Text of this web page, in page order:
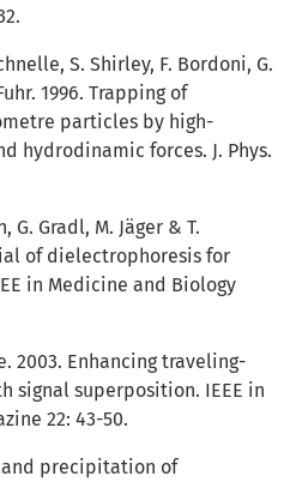
S. Shirley, F. Bordoni, G.
1996. Trapping of
particles by high-
hydrodinamic forces. J. Phys.
G. Gradl, M. Jäger & T.
of dielectrophoresis for
in Medicine and Biology
2003. Enhancing traveling-
signal superposition. IEEE in
22: 43-50.
and precipitation of